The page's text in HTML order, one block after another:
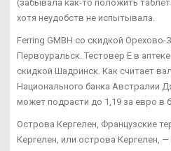
(забывала как-то положить
хотя неудобств не испытывала.
Ferring GMBH со скидкой
Первоуральск. Тестовер Е в
скидкой Шадринск. Как считает
Национального банка Австралии
может подрасти до 1,19 за евро в
Острова Кергелен, Французские
Кергелен, или острова Кергелен,